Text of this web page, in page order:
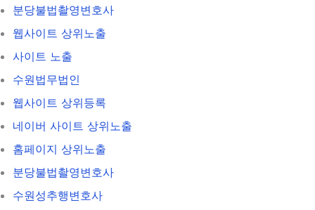
분당불법촬영변호사
웹사이트 상위노출
사이트 노출
수원법무법인
웹사이트 상위등록
네이버 사이트 상위노출
홈페이지 상위노출
분당불법촬영변호사
수원성추행변호사